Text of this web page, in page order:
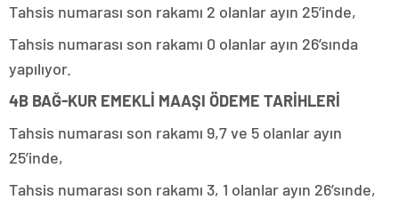
Tahsis numarası son rakamı 2 olanlar ayın 25’inde,
Tahsis numarası son rakamı 0 olanlar ayın 26’sında
yapılıyor.
4B BAĞ-KUR EMEKLİ MAAŞI ÖDEME TARİHLERİ
Tahsis numarası son rakamı 9,7 ve 5 olanlar ayın
25’inde,
Tahsis numarası son rakamı 3, 1 olanlar ayın 26’sınde,